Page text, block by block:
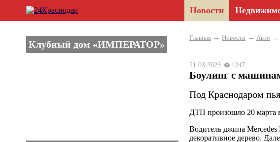
Новости
Клубный дом «ИМПЕРАТОР»
Главная → Новости → Авто →
21.03.2023 1247
Боулинг с
Под Краснодаром
ДТП произошло 20 марта
Водитель джипа Mercedes
декоративное дерево.